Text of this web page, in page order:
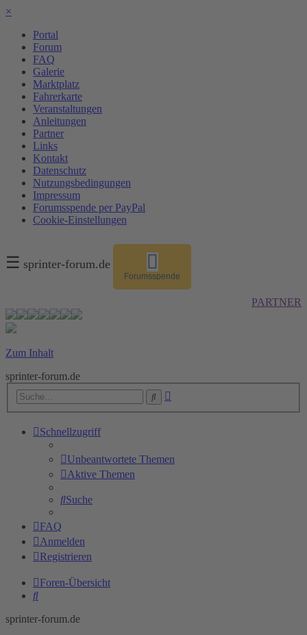
×
Portal
Forum
FAQ
Galerie
Marktplatz
Fahrerkarte
Veranstaltungen
Anleitungen
Partner
Links
Kontakt
Datenschutz
Nutzungsbedingungen
Impressum
Forumsspende per PayPal
Cookie-Einstellungen
☰ sprinter-forum.de
Forumsspende
PARTNER
Zum Inhalt
sprinter-forum.de
Suche
Schnellzugriff
Unbeantwortete Themen
Aktive Themen
Suche
FAQ
Anmelden
Registrieren
Foren-Übersicht
Suche
sprinter-forum.de